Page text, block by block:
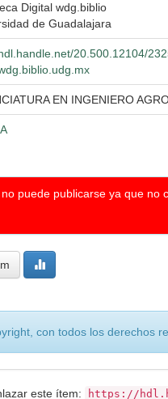
Digital wdg.biblio
de Guadalajara
20.500.12104/
EN INGENIERO
puede publicarse ya que
con todos los derechos
este ítem: https://